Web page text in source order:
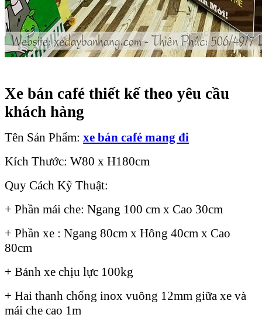
Xe bán café thiết kế theo yêu cầu
khách hàng
Tên Sản Phẩm: xe bán café mang đi
Kích Thước: W80 x H180cm
Quy Cách Kỹ Thuật:
+ Phần mái che: Ngang 100 cm x Cao 30cm
+ Phần xe : Ngang 80cm x Hông 40cm x Cao
80cm
+ Bánh xe chịu lực 100kg
+ Hai thanh chống inox vuông 12mm giữa xe và
mái che cao 1m